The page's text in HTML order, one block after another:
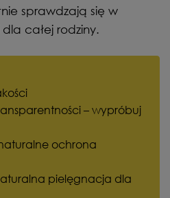
sprawdzają się w
całej rodziny.
– wypróbuj
ochrona
pielęgnacja dla